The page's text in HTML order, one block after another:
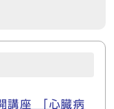
講座 「心臓病